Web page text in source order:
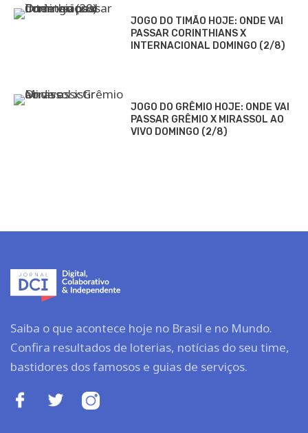
JOGO DO TIMÃO HOJE: ONDE VAI
PASSAR CORINTHIANS X
INTERNACIONAL DOMINGO (2/8)
JOGO DO GRÊMIO HOJE: ONDE VAI
PASSAR GRÊMIO X MIRASSOL AO
VIVO DOMINGO (2/8)
Saiba o que acontece hoje no Brasil e no Mundo.
Confira resultados de loterias, notícias do seu time,
bastidores dos famosos e guias de serviços.